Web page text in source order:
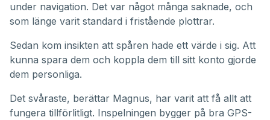
under navigation. Det var något många saknade, och
som länge varit standard i fristående plottrar.
Sedan kom insikten att spåren hade ett värde i sig. Att
kunna spara dem och koppla dem till sitt konto gjorde
dem personliga.
Det svåraste, berättar Magnus, har varit att få allt att
fungera tillförlitligt. Inspelningen bygger på bra GPS-